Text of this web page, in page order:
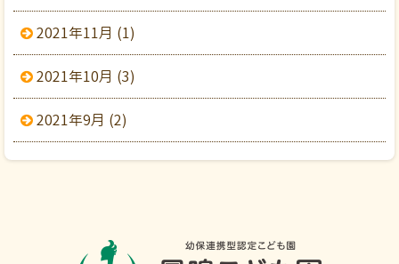
2021年11月 (1)
2021年10月 (3)
2021年9月 (2)